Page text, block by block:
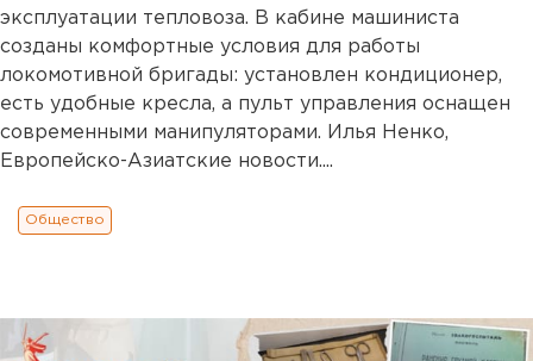
эксплуатации тепловоза. В кабине машиниста
созданы комфортные условия для работы
локомотивной бригады: установлен кондиционер,
есть удобные кресла, а пульт управления оснащен
современными манипуляторами. Илья Ненко,
Европейско-Азиатские новости....
Общество